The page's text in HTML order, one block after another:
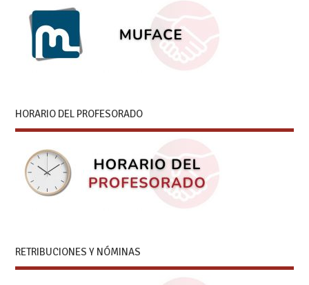
HORARIO DEL PROFESORADO
RETRIBUCIONES Y NÓMINAS